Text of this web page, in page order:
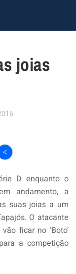
joias
Share
D enquanto o
andamento, a
suas joias a um
O atacante
ficar no ‘Boto’
a competição